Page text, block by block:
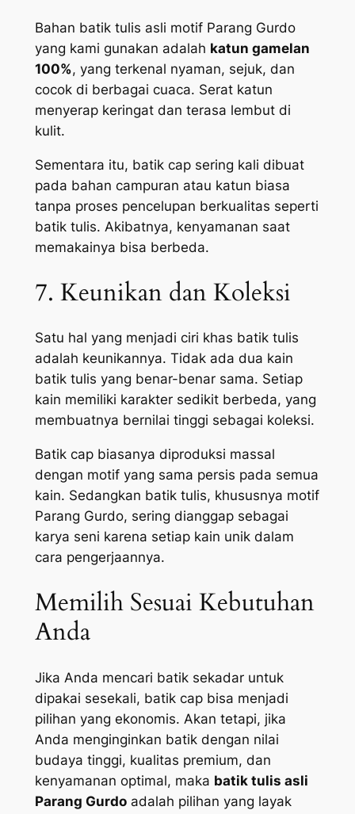
Bahan batik tulis asli motif Parang Gurdo
yang kami gunakan adalah katun gamelan
100%, yang terkenal nyaman, sejuk, dan
cocok di berbagai cuaca. Serat katun
menyerap keringat dan terasa lembut di
kulit.
Sementara itu, batik cap sering kali dibuat
pada bahan campuran atau katun biasa
tanpa proses pencelupan berkualitas seperti
batik tulis. Akibatnya, kenyamanan saat
memakainya bisa berbeda.
7. Keunikan dan Koleksi
Satu hal yang menjadi ciri khas batik tulis
adalah keunikannya. Tidak ada dua kain
batik tulis yang benar-benar sama. Setiap
kain memiliki karakter sedikit berbeda, yang
membuatnya bernilai tinggi sebagai koleksi.
Batik cap biasanya diproduksi massal
dengan motif yang sama persis pada semua
kain. Sedangkan batik tulis, khususnya motif
Parang Gurdo, sering dianggap sebagai
karya seni karena setiap kain unik dalam
cara pengerjaannya.
Memilih Sesuai Kebutuhan
Anda
Jika Anda mencari batik sekadar untuk
dipakai sesekali, batik cap bisa menjadi
pilihan yang ekonomis. Akan tetapi, jika
Anda menginginkan batik dengan nilai
budaya tinggi, kualitas premium, dan
kenyamanan optimal, maka batik tulis asli
Parang Gurdoadalah pilihan yang layak